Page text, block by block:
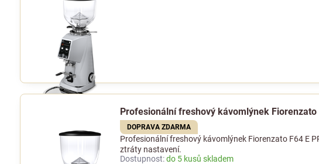
Profesionální freshový kávomlýnek Fiorenzato
DOPRAVA ZDARMA
Profesionální freshový kávomlýnek Fiorenzato F64 E
ztráty nastavení.
Dostupnost: do 5 kusů skladem